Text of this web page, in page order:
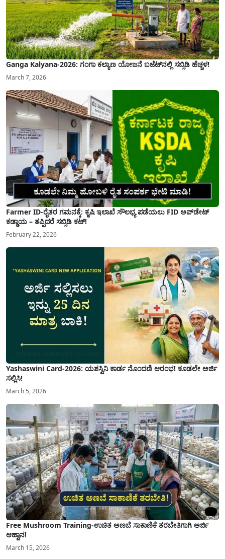
Ganga Kalyana-2026: ಗಂಗಾ ಕಲ್ಯಾಣ ಯೋಜನೆ ಬಜೆಟ್‌ನಲ್ಲಿ ಸಬ್ಸಿಡಿ ಹೆಚ್ಚಳ!
March 7, 2026
Farmer ID-ರೈತರ ಗಮನಕ್ಕೆ: ಕೃಷಿ ಇಲಾಖೆ ಸೌಲಭ್ಯ ಪಡೆಯಲು FID ಅಪ್‌ಡೇಟ್
ಕಡ್ಡಾಯ – ತಪ್ಪಿದರೆ ಸಬ್ಸಿಡಿ ಕಟ್!
February 22, 2026
Yashaswini Card-2026: ಯಶಸ್ವಿನಿ ಕಾರ್ಡ ನೊಂದಣಿ ಆರಂಭ! ಕೂಡಲೇ ಅರ್ಜಿ
ಸಲ್ಲಿಸಿ!
March 5, 2026
Free Mushroom Training-ಉಚಿತ ಅಣಬೆ ಸಾಕಾಣಿಕೆ ತರಬೇತಿಗಾಗಿ ಅರ್ಜಿ
ಆಹ್ವಾನ!
March 15, 2026